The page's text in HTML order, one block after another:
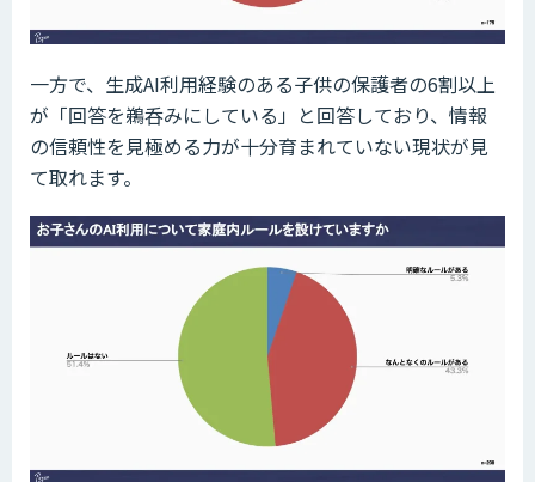
一方で、生成AI利用経験のある子供の保護者の6割以上
が「回答を鵜呑みにしている」と回答しており、情報
の信頼性を見極める力が十分育まれていない現状が見
て取れます。